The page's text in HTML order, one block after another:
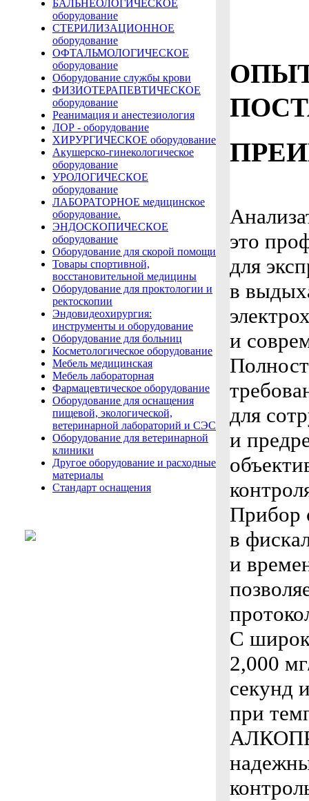
БАЛЬНЕОЛОГИЧЕСКОЕ
оборудование
СТЕРИЛИЗАЦИОННОЕ
оборудование
ОФТАЛЬМОЛОГИЧЕСКОЕ
оборудование
Оборудование службы крови
ФИЗИОТЕРАПЕВТИЧЕСКОЕ
оборудование
Реанимация и анестезиология
ЛОР - оборудование
ХИРУРГИЧЕСКОЕ оборудование
Акушерско-гинекологическое
оборудование
УРОЛОГИЧЕСКОЕ
оборудование
ЛАБОРАТОРНОЕ медицинское
оборудование.
ЭНДОСКОПИЧЕСКОЕ
оборудование
Оборудование для скорой помощи
Товары спортивной,
восстановительной медицины
Оборудование для проктологии и
ректоскопии
Эндовидеохирургия:
инструменты и оборудование
Оборудование для больниц
Косметологическое оборудование
Мебель медицинская
Мебель лабораторная
Фармацевтическое оборудование
Оборудование для оснащения
пищевой, экологической,
ветеринарной лабораторий и СЭС
Оборудование для ветеринарной
клиники
Другое оборудование и расходные
материалы
Стандарт оснащения
это
для
в
и
для
и
Прибор
в
и
С
2,000
секунд
при